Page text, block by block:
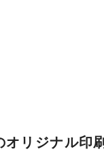
オリジナル印